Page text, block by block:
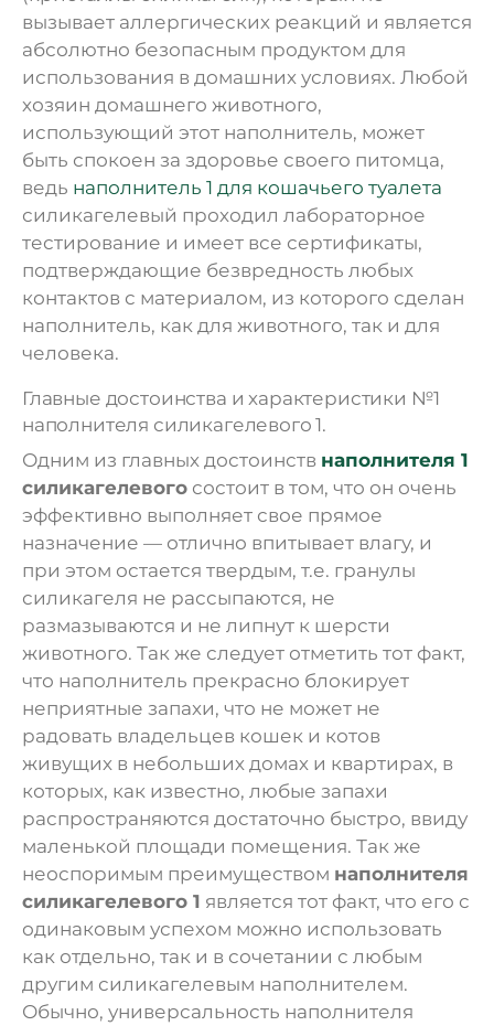
вызывает аллергических реакций и является
абсолютно безопасным продуктом для
использования в домашних условиях. Любой
хозяин домашнего животного,
использующий этот наполнитель, может
быть спокоен за здоровье своего питомца,
ведь наполнитель 1 для кошачьего туалета
силикагелевый проходил лабораторное
тестирование и имеет все сертификаты,
подтверждающие безвредность любых
контактов с материалом, из которого сделан
наполнитель, как для животного, так и для
человека.
Главные достоинства и характеристики №1
наполнителя силикагелевого 1.
Одним из главных достоинств наполнителя 1
силикагелевого состоит в том, что он очень
эффективно выполняет свое прямое
назначение — отлично впитывает влагу, и
при этом остается твердым, т.е. гранулы
силикагеля не рассыпаются, не
размазываются и не липнут к шерсти
животного. Так же следует отметить тот факт,
что наполнитель прекрасно блокирует
неприятные запахи, что не может не
радовать владельцев кошек и котов
живущих в небольших домах и квартирах, в
которых, как известно, любые запахи
распространяются достаточно быстро, ввиду
маленькой площади помещения. Так же
неоспоримым преимуществом наполнителя
силикагелевого 1 является тот факт, что его с
одинаковым успехом можно использовать
как отдельно, так и в сочетании с любым
другим силикагелевым наполнителем.
Обычно, универсальность наполнителя